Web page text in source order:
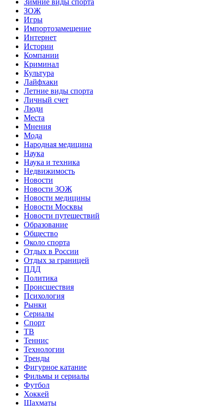
Зимние виды спорта
ЗОЖ
Игры
Импортозамещение
Интернет
Истории
Компании
Криминал
Культура
Лайфхаки
Летние виды спорта
Личный счет
Люди
Места
Мнения
Мода
Народная медицина
Наука
Наука и техника
Недвижимость
Новости
Новости ЗОЖ
Новости медицины
Новости Москвы
Новости путешествий
Образование
Общество
Около спорта
Отдых в России
Отдых за границей
ПДД
Политика
Происшествия
Психология
Рынки
Сериалы
Спорт
ТВ
Теннис
Технологии
Тренды
Фигурное катание
Фильмы и сериалы
Футбол
Хоккей
Шахматы